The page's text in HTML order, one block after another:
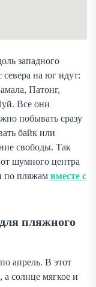
западного
севера на юг идут:
Патонг,
Все они
побывать сразу
байк или
свободы. Так
шумного центра
по пляжам вместе с
пляжного
апрель. В этот
а солнце мягкое и